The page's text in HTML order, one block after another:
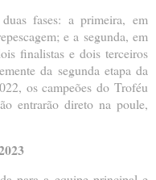
fases: a primeira, em
e a segunda, em
finalistas e dois terceiros
da segunda etapa da
os campeões do Troféu
entrarão direto na poule,